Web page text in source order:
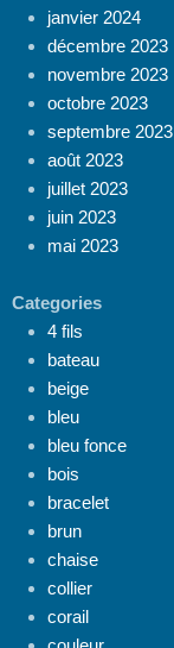
janvier 2024
décembre 2023
novembre 2023
octobre 2023
septembre 2023
août 2023
juillet 2023
juin 2023
mai 2023
Categories
4 fils
bateau
beige
bleu
bleu fonce
bois
bracelet
brun
chaise
collier
corail